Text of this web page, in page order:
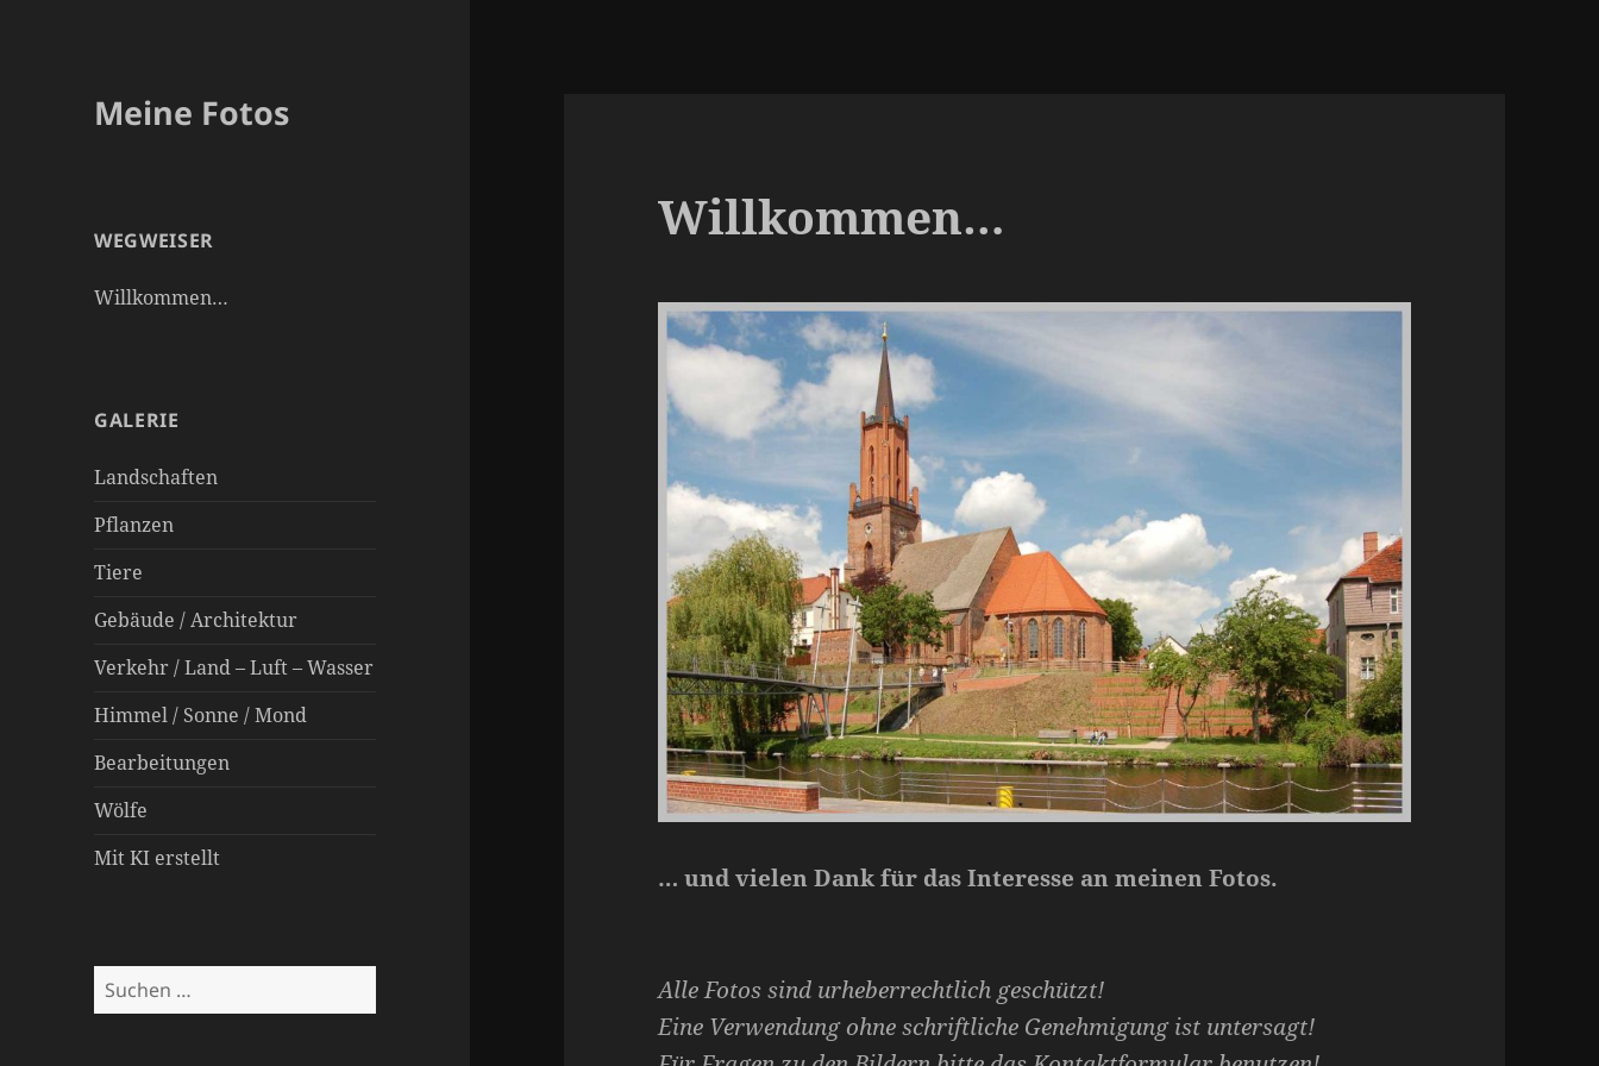
Meine Fotos
WEGWEISER
Willkommen…
GALERIE
Landschaften
Pflanzen
Tiere
Gebäude / Architektur
Verkehr / Land – Luft – Wasser
Himmel / Sonne / Mond
Bearbeitungen
Wölfe
Mit KI erstellt
Suche
nach:
Willkommen…
… und vielen Dank für das Interesse an meinen Fotos.
Alle Fotos sind urheberrechtlich geschützt!
Eine Verwendung ohne schriftliche Genehmigung ist untersagt!